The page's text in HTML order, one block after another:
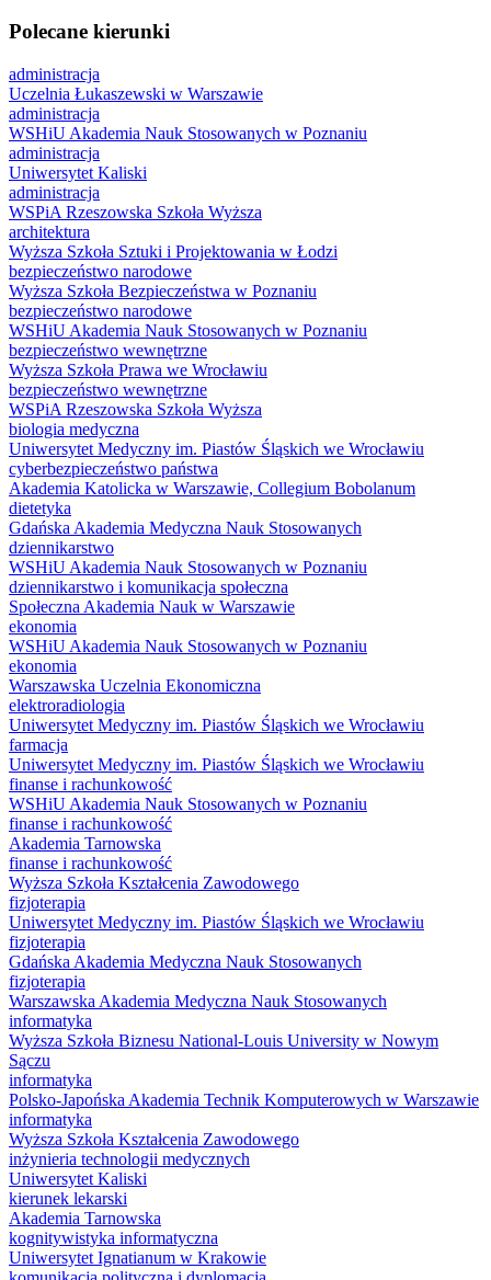
Polecane kierunki
administracja
Uczelnia Łukaszewski w Warszawie
administracja
WSHiU Akademia Nauk Stosowanych w Poznaniu
administracja
Uniwersytet Kaliski
administracja
WSPiA Rzeszowska Szkoła Wyższa
architektura
Wyższa Szkoła Sztuki i Projektowania w Łodzi
bezpieczeństwo narodowe
Wyższa Szkoła Bezpieczeństwa w Poznaniu
bezpieczeństwo narodowe
WSHiU Akademia Nauk Stosowanych w Poznaniu
bezpieczeństwo wewnętrzne
Wyższa Szkoła Prawa we Wrocławiu
bezpieczeństwo wewnętrzne
WSPiA Rzeszowska Szkoła Wyższa
biologia medyczna
Uniwersytet Medyczny im. Piastów Śląskich we Wrocławiu
cyberbezpieczeństwo państwa
Akademia Katolicka w Warszawie, Collegium Bobolanum
dietetyka
Gdańska Akademia Medyczna Nauk Stosowanych
dziennikarstwo
WSHiU Akademia Nauk Stosowanych w Poznaniu
dziennikarstwo i komunikacja społeczna
Społeczna Akademia Nauk w Warszawie
ekonomia
WSHiU Akademia Nauk Stosowanych w Poznaniu
ekonomia
Warszawska Uczelnia Ekonomiczna
elektroradiologia
Uniwersytet Medyczny im. Piastów Śląskich we Wrocławiu
farmacja
Uniwersytet Medyczny im. Piastów Śląskich we Wrocławiu
finanse i rachunkowość
WSHiU Akademia Nauk Stosowanych w Poznaniu
finanse i rachunkowość
Akademia Tarnowska
finanse i rachunkowość
Wyższa Szkoła Kształcenia Zawodowego
fizjoterapia
Uniwersytet Medyczny im. Piastów Śląskich we Wrocławiu
fizjoterapia
Gdańska Akademia Medyczna Nauk Stosowanych
fizjoterapia
Warszawska Akademia Medyczna Nauk Stosowanych
informatyka
Wyższa Szkoła Biznesu National-Louis University w Nowym
Sączu
informatyka
Polsko-Japońska Akademia Technik Komputerowych w Warszawie
informatyka
Wyższa Szkoła Kształcenia Zawodowego
inżynieria technologii medycznych
Uniwersytet Kaliski
kierunek lekarski
Akademia Tarnowska
kognitywistyka informatyczna
Uniwersytet Ignatianum w Krakowie